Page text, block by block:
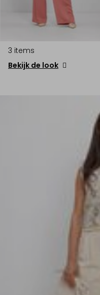
3 items
Bekijk de look